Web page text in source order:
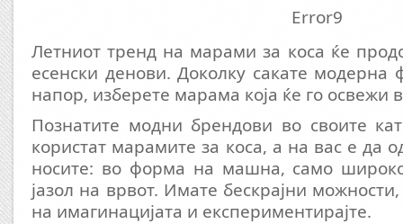
Error9
Летниот тренд на марами за коса ќе
есенски денови. Доколку сакате модерна
напор, изберете марама која ќе го освежи
Познатите модни брендови во своите
користат марамите за коса, а на вас е да
носите: во форма на машна, само
јазол на врвот. Имате бескрајни
на имагинацијата и експериментирајте.